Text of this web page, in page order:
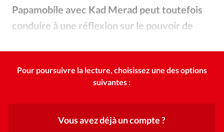
Se connecter
Eglises Foi Génération réveil
Papamobile avec Kad Merad peut toutefois
conduire à une réflexion sur le pouvoir de
Pour poursuivre la lecture, choisissez une des options
suivantes :
Vous avez déjà un compte ?